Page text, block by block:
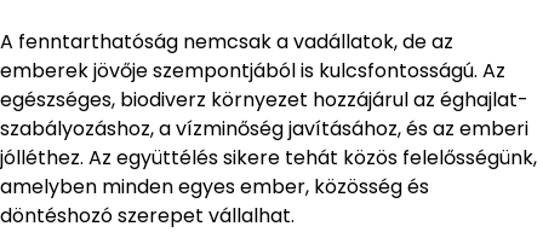
A fenntarthatóság nemcsak a vadállatok, de az
emberek jövője szempontjából is kulcsfontosságú. Az
egészséges, biodiverz környezet hozzájárul az éghajlat-
szabályozáshoz, a vízminőség javításához, és az emberi
jólléthez. Az együttélés sikere tehát közös felelősségünk,
amelyben minden egyes ember, közösség és
döntéshozó szerepet vállalhat.